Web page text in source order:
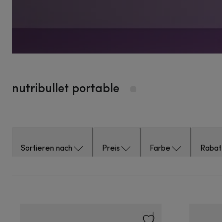
nutribullet portable
Sortieren nach Preis Farbe